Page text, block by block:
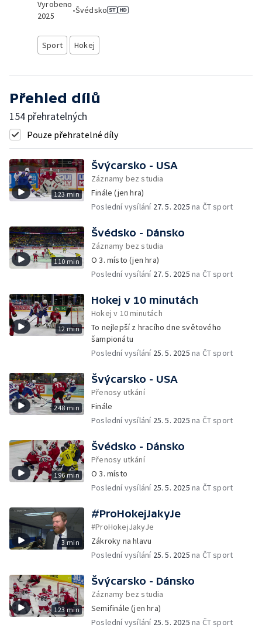
Vyrobeno
2025
•Švédsko
Sport Hokej
Přehled dílů
154 přehratelných
Pouze přehratelné díly
123 min
Švýcarsko - USA
Záznamy bez studia
Finále (jen hra)
Poslední vysílání 27. 5. 2025 na ČT sport
110 min
Švédsko - Dánsko
Záznamy bez studia
O 3. místo (jen hra)
Poslední vysílání 27. 5. 2025 na ČT sport
12 min
Hokej v 10 minutách
Hokej v 10 minutách
To nejlepší z hracího dne světového
šampionátu
Poslední vysílání 25. 5. 2025 na ČT sport
248 min
Švýcarsko - USA
Přenosy utkání
Finále
Poslední vysílání 25. 5. 2025 na ČT sport
196 min
Švédsko - Dánsko
Přenosy utkání
O 3. místo
Poslední vysílání 25. 5. 2025 na ČT sport
3 min
#ProHokejJakyJe
#ProHokejJakyJe
Zákroky na hlavu
Poslední vysílání 25. 5. 2025 na ČT sport
123 min
Švýcarsko - Dánsko
Záznamy bez studia
Semifinále (jen hra)
Poslední vysílání 25. 5. 2025 na ČT sport